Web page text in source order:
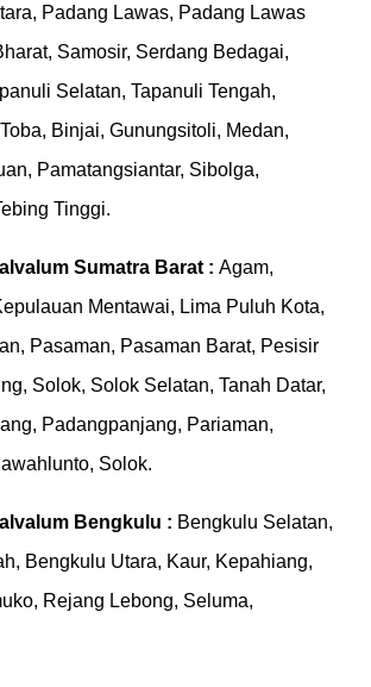
Padang Lawas, Padang Lawas
Samosir, Serdang Bedagai,
Selatan, Tapanuli Tengah,
Binjai, Gunungsitoli, Medan,
Pamatangsiantar, Sibolga,
Tinggi.
Sumatra Barat : Agam,
Mentawai, Lima Puluh Kota,
Pasaman, Pasaman Barat, Pesisir
Solok, Solok Selatan, Tanah Datar,
Padangpanjang, Pariaman,
Solok.
Bengkulu : Bengkulu Selatan,
Bengkulu Utara, Kaur, Kepahiang,
Rejang Lebong, Seluma,